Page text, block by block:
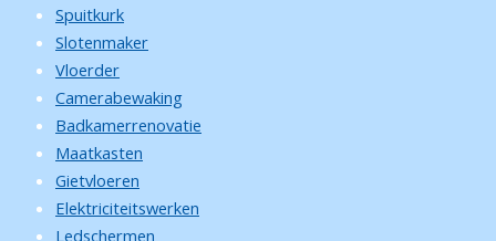
Spuitkurk
Slotenmaker
Vloerder
Camerabewaking
Badkamerrenovatie
Maatkasten
Gietvloeren
Elektriciteitswerken
Ledschermen